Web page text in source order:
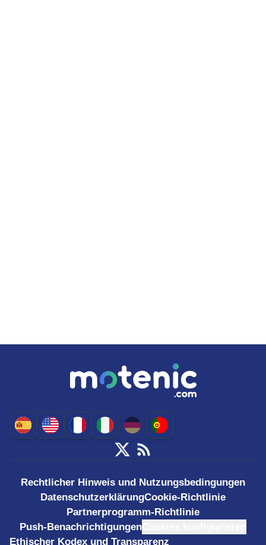
Rechtlicher Hinweis und Nutzungsbedingungen
DatenschutzerklärungCookie-Richtlinie
Partnerprogramm-Richtlinie
Push-Benachrichtigungen
Ethischer Kodex und Transparenz